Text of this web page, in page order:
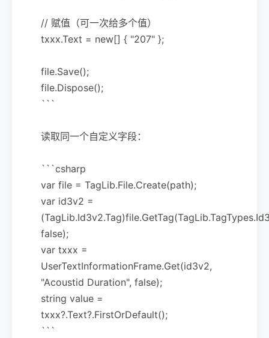
// 赋值（可一次给多个值）
txxx.Text = new[] { "207" };
file.Save();
file.Dispose();
```
读取同一个自定义字段：
```csharp
var file = TagLib.File.Create(path);
var id3v2 =
false);
var txxx =
UserTextInformationFrame.Get(id3v2,
"Acoustid Duration", false);
string value =
txxx?.Text?.FirstOrDefault();
```